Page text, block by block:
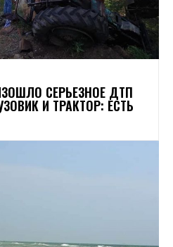
СЕРЬЕЗНОЕ ДТП
И ТРАКТОР: ЕСТЬ